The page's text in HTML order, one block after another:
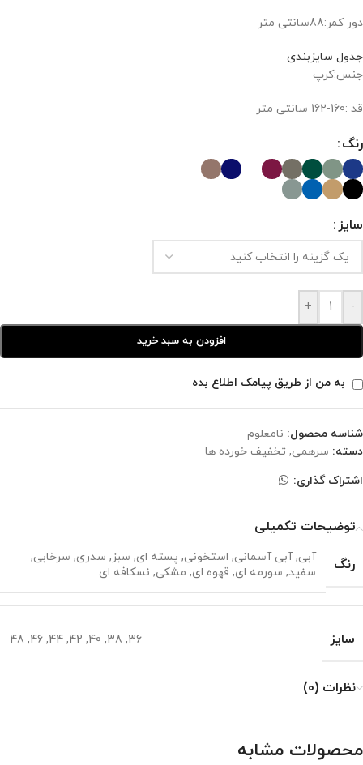
دور کمر:88سانتی متر
جدول سایزبندی
جنس:کرپ
قد :160-162 سانتی متر
رنگ
سایز
-
+
افزودن به سبد خرید
به من از طریق پیامک اطلاع بده
شناسه محصول: نامعلوم
دسته: سرهمی, تخفیف خورده ها
اشتراک گذاری:
توضیحات تکمیلی
رنگ آبی,آبی آسمانی, استخونی, پسته ای, سبز, سدری, سرخابی,
سفید, سورمه ای, قهوه ای, مشکی, نسکافه ای
سایز 36
,
38
,
40
,
42
,
44
,
46
,
48
نظرات (0)
محصولات مشابه